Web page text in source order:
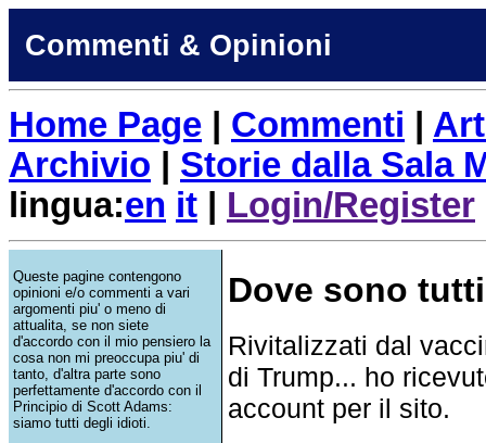
Commenti & Opinioni
Home Page Commenti
Archivio
Storie dalla Sala
lingua:en it Login/Register
Queste pagine contengono
opinioni e/o commenti a vari
argomenti piu' o meno di
attualita, se non siete
d'accordo con il mio pensiero la
cosa non mi preoccupa piu' di
tanto, d'altra parte sono
perfettamente d'accordo con il
Principio di Scott Adams:
siamo tutti degli idioti.
Dove sono
Rivitalizzati dal
di Trump... ho
account per il sito.